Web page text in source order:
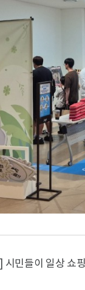
시민들이 일상 쇼